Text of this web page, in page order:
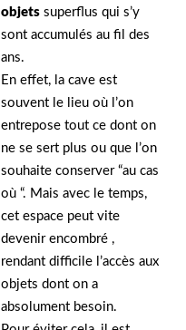
objets superflus qui s’y
sont accumulés au fil des
ans.
En effet, la cave est
souvent le lieu où l’on
entrepose tout ce dont on
ne se sert plus ou que l’on
souhaite conserver “au cas
où “. Mais avec le temps,
cet espace peut vite
devenir encombré ,
rendant difficile l’accès aux
objets dont on a
absolument besoin.